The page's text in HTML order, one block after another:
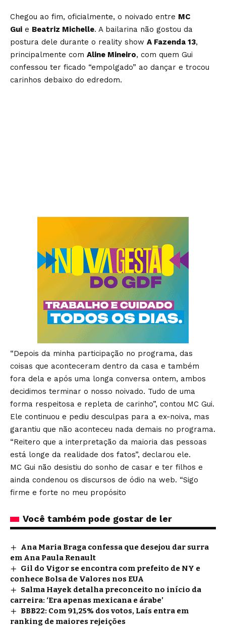
Chegou ao fim, oficialmente, o noivado entre MC
Gui e Beatriz Michelle. A bailarina não gostou da
postura dele durante o reality show A Fazenda 13,
principalmente com Aline Mineiro, com quem Gui
confessou ter ficado “empolgado” ao dançar e trocou
carinhos debaixo do edredom.
“Depois da minha participação no programa, das
coisas que aconteceram dentro da casa e também
fora dela e após uma longa conversa ontem, ambos
decidimos terminar o nosso noivado. Tudo de uma
forma respeitosa e repleta de carinho”, contou MC Gui.
Ele continuou e pediu desculpas para a ex-noiva, mas
garantiu que não aconteceu nada demais no programa.
“Reitero que a interpretação da maioria das pessoas
está longe da realidade dos fatos”, declarou ele.
MC Gui não desistiu do sonho de casar e ter filhos e
ainda condenou os discursos de ódio na web. “Sigo
firme e forte no meu propósito
Você também pode gostar de ler
Ana Maria Braga confessa que desejou dar surra
em Ana Paula Renault
Gil do Vigor se encontra com prefeito de NY e
conhece Bolsa de Valores nos EUA
Salma Hayek detalha preconceito no início da
carreira: ‘Era apenas mexicana e árabe’
BBB22: Com 91,25% dos votos, Laís entra em
ranking de maiores rejeições